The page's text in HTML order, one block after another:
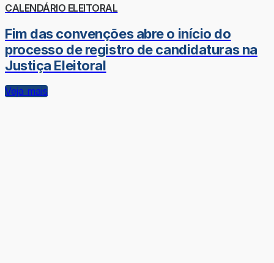
CALENDÁRIO ELEITORAL
Fim das convenções abre o início do
processo de registro de candidaturas na
Justiça Eleitoral
Veja mais